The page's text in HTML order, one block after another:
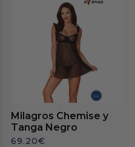
Milagros Chemise y
Tanga Negro
69.20€